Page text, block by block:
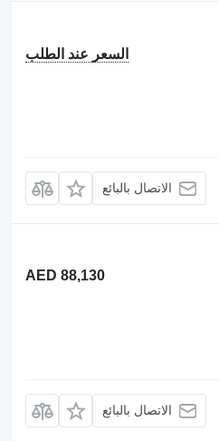
السعر عند الطلب
الاتصال بالبائع
AED 88,130
الاتصال بالبائع